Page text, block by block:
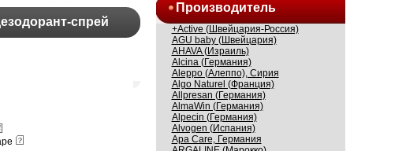
спрей
Производитель
+Active (Швейцария-Россия)
AGU baby (Швейцария)
AHAVA (Израиль)
Alcina (Германия)
Aleppo (Алеппо), Сирия
Algo Naturel (Франция)
Allpresan (Германия)
AlmaWin (Германия)
Alpecin (Германия)
Alvogen (Испания)
Apa Care, Германия